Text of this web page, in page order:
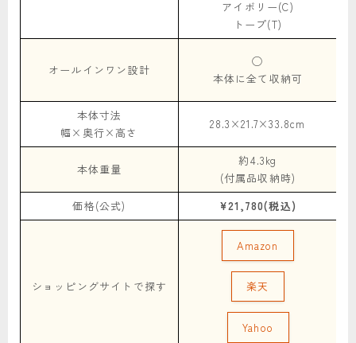
アイボリー(C)
トープ(T)
オールインワン設計
◯
本体に全て収納可
本体寸法
幅×奥行×高さ
28.3×21.7×33.8cm
本体重量
約4.3kg
(付属品収納時)
価格(公式)
¥21,780(税込)
ショッピングサイトで探す
Amazon
楽天
Yahoo